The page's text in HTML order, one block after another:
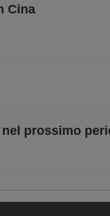
Cina
prossimo